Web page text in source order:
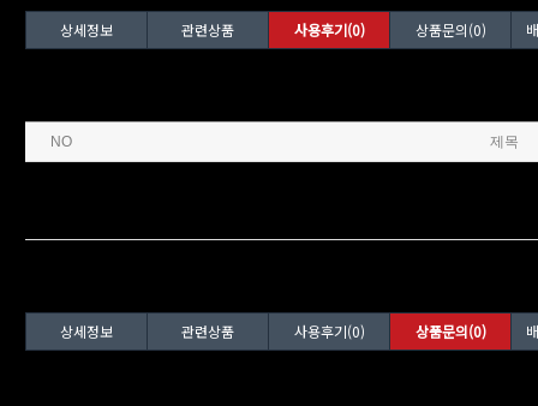
상세정보 관련상품 사용후기(0) 상품문의(0)
상세정보 관련상품 사용후기(0) 상품문의(0)